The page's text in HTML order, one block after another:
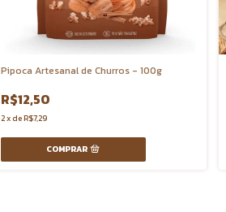
Pipoca Artesanal de Churros - 100g
R$12,50
2xdeR$7,29